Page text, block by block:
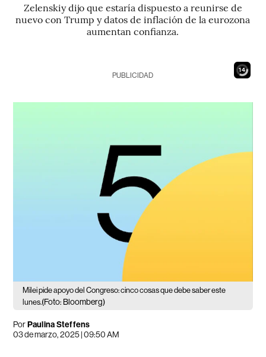
Zelenskiy dijo que estaría dispuesto a reunirse de
nuevo con Trump y datos de inflación de la eurozona
aumentan confianza.
13
PUBLICIDAD
Milei pide apoyo del Congreso: cinco cosas que debe saber este
lunes.(Foto: Bloomberg)
PorPaulina Steffens
03 de marzo, 2025 | 09:50 AM